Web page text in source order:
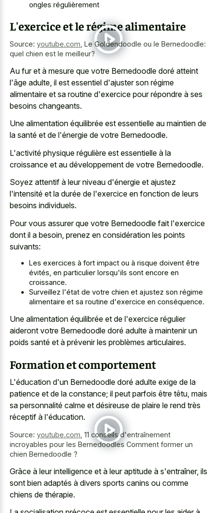
ongles régulièrement
L'exercice et le régime alimentaire
Source: youtube.com Le Goldendoodle ou le Bernedoodle:
quel chien est le meilleur?
Au fur et à mesure que votre Bernedoodle doré atteint
l'âge adulte, il est essentiel d'ajuster son régime
alimentaire et sa routine d'exercice pour répondre à ses
besoins changeants.
Une alimentation équilibrée est essentielle au maintien de
la santé et de l'énergie de votre Bernedoodle.
L'activité physique régulière est essentielle à la
croissance et au développement de votre Bernedoodle.
Soyez attentif à leur niveau d'énergie et ajustez
l'intensité et la durée de l'exercice en fonction de leurs
besoins individuels.
Pour vous assurer que votre Bernedoodle fait l'exercice
dont il a besoin, prenez en considération les points
suivants:
Les exercices à fort impact ou à risque doivent être
évités, en particulier lorsqu'ils sont encore en
croissance.
Surveillez l'état de votre chien et ajustez son régime
alimentaire et sa routine d'exercice en conséquence.
Une alimentation équilibrée et de l'exercice régulier
aideront votre Bernedoodle doré adulte à maintenir un
poids santé et à prévenir les problèmes articulaires.
Formation et comportement
L'éducation d'un Bernedoodle doré adulte exige de la
patience et de la constance; il peut parfois être têtu, mais
sa personnalité calme et désireuse de plaire le rend très
réceptif à l'éducation.
Source: youtube.com 11 conseils d'entraînement
incroyables pour les Bernedoodles Comment former un
chien Bernedoodle ?
Grâce à leur intelligence et à leur aptitude à s'entraîner, ils
sont bien adaptés à divers sports canins ou comme
chiens de thérapie.